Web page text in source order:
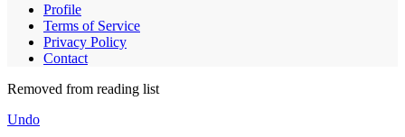
Profile
Terms of Service
Privacy Policy
Contact
Removed from reading list
Undo